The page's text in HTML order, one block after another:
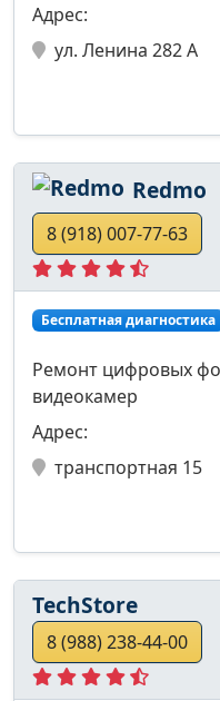
Адрес:
ул. Ленина 282 А
Redmo
8 (918) 007-77-63
Бесплатная диагностика
Ремонт цифровых
видеокамер
Адрес:
транспортная 15
TechStore
8 (988) 238-44-00